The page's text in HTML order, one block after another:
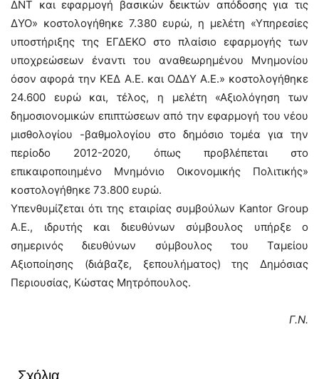
ΔΝΤ και εφαρμογή βασικών δεικτών απόδοσης για τις
ΔΥΟ» κοστολογήθηκε 7.380 ευρώ, η μελέτη «Υπηρεσίες
υποστήριξης της ΕΓΔΕΚΟ στο πλαίσιο εφαρμογής των
υποχρεώσεων έναντι του αναθεωρημένου Μνημονίου
όσον αφορά την ΚΕΔ Α.Ε. και ΟΔΔΥ Α.Ε.» κοστολογήθηκε
24.600 ευρώ και, τέλος, η μελέτη «Αξιολόγηση των
δημοσιονομικών επιπτώσεων από την εφαρμογή του νέου
μισθολογίου -βαθμολογίου στο δημόσιο τομέα για την
περίοδο 2012-2020, όπως προβλέπεται στο
επικαιροποιημένο Μνημόνιο Οικονομικής Πολιτικής»
κοστολογήθηκε 73.800 ευρώ.
Υπενθυμίζεται ότι της εταιρίας συμβούλων Kantor Group
Α.Ε., ιδρυτής και διευθύνων σύμβουλος υπήρξε ο
σημερινός διευθύνων σύμβουλος του Ταμείου
Αξιοποίησης (διάβαζε, ξεπουλήματος) της Δημόσιας
Περιουσίας, Κώστας Μητρόπουλος.
Γ.Ν.
Σχόλια